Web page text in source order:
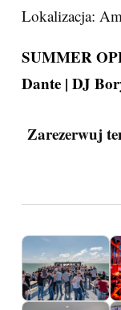
Lokalizacja:
SUMMER
Dante | DJ
Zarezerwuj